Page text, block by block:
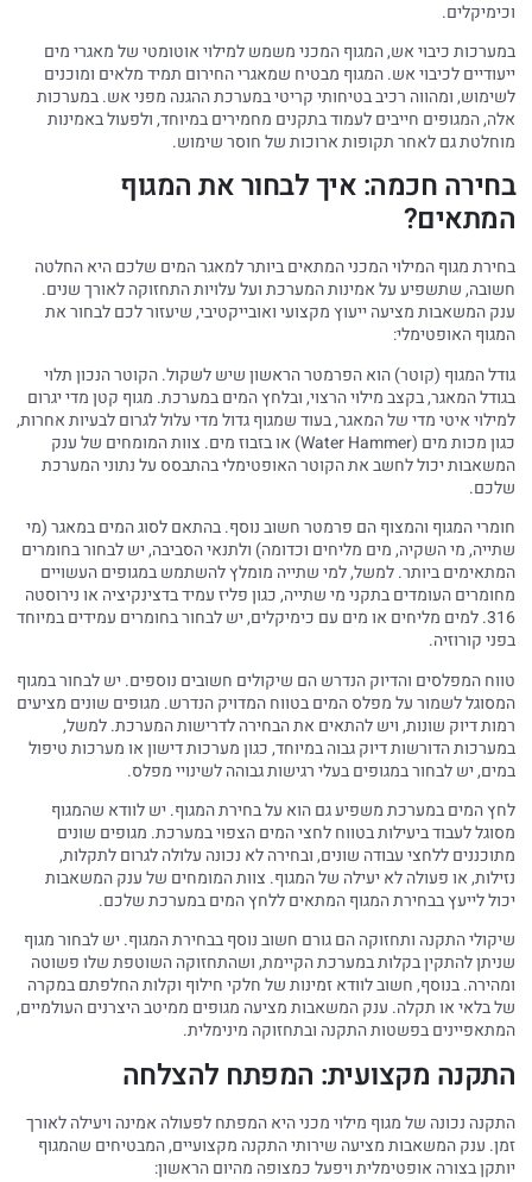
וכימיקלים.
במערכות כיבוי אש, המגוף המכני משמש למילוי אוטומטי של מאגרי מים
ייעודיים לכיבוי אש. המגוף מבטיח שמאגרי החירום תמיד מלאים ומוכנים
לשימוש, ומהווה רכיב בטיחותי קריטי במערכת ההגנה מפני אש. במערכות
אלה, המגופים חייבים לעמוד בתקנים מחמירים במיוחד, ולפעול באמינות
מוחלטת גם לאחר תקופות ארוכות של חוסר שימוש.
בחירה חכמה: איך לבחור את המגוף
המתאים?
בחירת מגוף המילוי המכני המתאים ביותר למאגר המים שלכם היא החלטה
חשובה, שתשפיע על אמינות המערכת ועל עלויות התחזוקה לאורך שנים.
ענק המשאבות מציעה ייעוץ מקצועי ואובייקטיבי, שיעזור לכם לבחור את
המגוף האופטימלי:
גודל המגוף (קוטר) הוא הפרמטר הראשון שיש לשקול. הקוטר הנכון תלוי
בגודל המאגר, בקצב מילוי הרצוי, ובלחץ המים במערכת. מגוף קטן מדי יגרום
למילוי איטי מדי של המאגר, בעוד שמגוף גדול מדי עלול לגרום לבעיות אחרות,
כגון מכות מים (Water Hammer) או בזבוז מים. צוות המומחים של ענק
המשאבות יכול לחשב את הקוטר האופטימלי בהתבסס על נתוני המערכת
שלכם.
חומרי המגוף והמצוף הם פרמטר חשוב נוסף. בהתאם לסוג המים במאגר (מי
שתייה, מי השקיה, מים מליחים וכדומה) ולתנאי הסביבה, יש לבחור בחומרים
המתאימים ביותר. למשל, למי שתייה מומלץ להשתמש במגופים העשויים
מחומרים העומדים בתקני מי שתייה, כגון פליז עמיד בדצינקיציה או נירוסטה
316. למים מליחים או מים עם כימיקלים, יש לבחור בחומרים עמידים במיוחד
בפני קורוזיה.
טווח המפלסים והדיוק הנדרש הם שיקולים חשובים נוספים. יש לבחור במגוף
המסוגל לשמור על מפלס המים בטווח המדויק הנדרש. מגופים שונים מציעים
רמות דיוק שונות, ויש להתאים את הבחירה לדרישות המערכת. למשל,
במערכות הדורשות דיוק גבוה במיוחד, כגון מערכות דישון או מערכות טיפול
במים, יש לבחור במגופים בעלי רגישות גבוהה לשינויי מפלס.
לחץ המים במערכת משפיע גם הוא על בחירת המגוף. יש לוודא שהמגוף
מסוגל לעבוד ביעילות בטווח לחצי המים הצפוי במערכת. מגופים שונים
מתוכננים ללחצי עבודה שונים, ובחירה לא נכונה עלולה לגרום לתקלות,
נזילות, או פעולה לא יעילה של המגוף. צוות המומחים של ענק המשאבות
יכול לייעץ בבחירת המגוף המתאים ללחץ המים במערכת שלכם.
שיקולי התקנה ותחזוקה הם גורם חשוב נוסף בבחירת המגוף. יש לבחור מגוף
שניתן להתקין בקלות במערכת הקיימת, ושהתחזוקה השוטפת שלו פשוטה
ומהירה. בנוסף, חשוב לוודא זמינות של חלקי חילוף וקלות החלפתם במקרה
של בלאי או תקלה. ענק המשאבות מציעה מגופים ממיטב היצרנים העולמיים,
המתאפיינים בפשטות התקנה ובתחזוקה מינימלית.
התקנה מקצועית: המפתח להצלחה
התקנה נכונה של מגוף מילוי מכני היא המפתח לפעולה אמינה ויעילה לאורך
זמן. ענק המשאבות מציעה שירותי התקנה מקצועיים, המבטיחים שהמגוף
יותקן בצורה אופטימלית ויפעל כמצופה מהיום הראשון: